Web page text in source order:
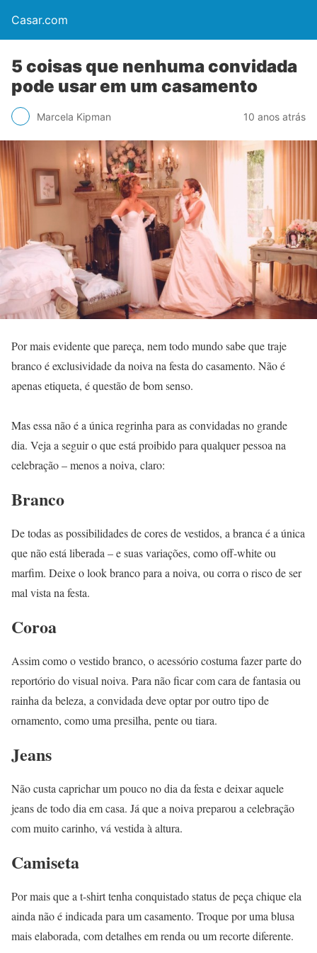
Casar.com
5 coisas que nenhuma convidada
pode usar em um casamento
Marcela Kipman 10 anos atrás
Por mais evidente que pareça, nem todo mundo sabe que traje
branco é exclusividade da noiva na festa do casamento. Não é
apenas etiqueta, é questão de bom senso.
Mas essa não é a única regrinha para as convidadas no grande
dia. Veja a seguir o que está proibido para qualquer pessoa na
celebração – menos a noiva, claro:
Branco
De todas as possibilidades de cores de vestidos, a branca é a única
que não está liberada – e suas variações, como off-white ou
marfim. Deixe o look branco para a noiva, ou corra o risco de ser
mal vista na festa.
Coroa
Assim como o vestido branco, o acessório costuma fazer parte do
reportório do visual noiva. Para não ficar com cara de fantasia ou
rainha da beleza, a convidada deve optar por outro tipo de
ornamento, como uma presilha, pente ou tiara.
Jeans
Não custa caprichar um pouco no dia da festa e deixar aquele
jeans de todo dia em casa. Já que a noiva preparou a celebração
com muito carinho, vá vestida à altura.
Camiseta
Por mais que a t-shirt tenha conquistado status de peça chique ela
ainda não é indicada para um casamento. Troque por uma blusa
mais elaborada, com detalhes em renda ou um recorte diferente.